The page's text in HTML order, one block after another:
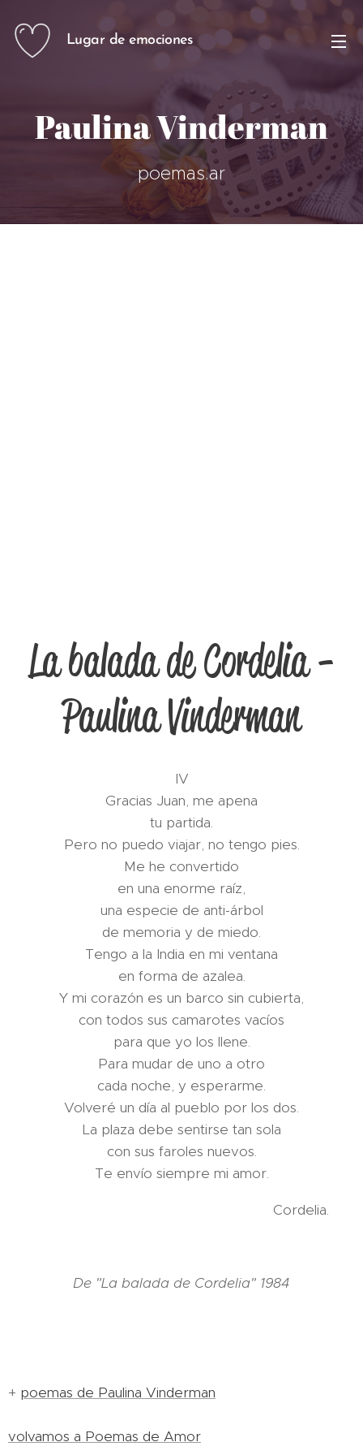
Lugar de emociones
Paulina Vinderman
poemas.ar
La balada de Cordelia -
Paulina Vinderman
IV
Gracias Juan, me apena
tu partida.
Pero no puedo viajar, no tengo pies.
Me he convertido
en una enorme raíz,
una especie de anti-árbol
de memoria y de miedo.
Tengo a la India en mi ventana
en forma de azalea.
Y mi corazón es un barco sin cubierta,
con todos sus camarotes vacíos
para que yo los llene.
Para mudar de uno a otro
cada noche, y esperarme.
Volveré un día al pueblo por los dos.
La plaza debe sentirse tan sola
con sus faroles nuevos.
Te envío siempre mi amor.
Cordelia.
De "La balada de Cordelia" 1984
+ poemas de Paulina Vinderman
volvamos a Poemas de Amor